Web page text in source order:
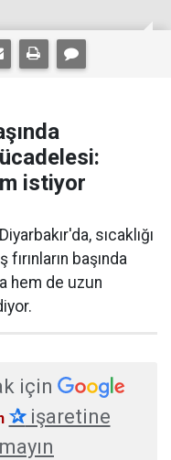
istiyor
sıcaklığı
başında
hem de uzun
için
✰işaretine